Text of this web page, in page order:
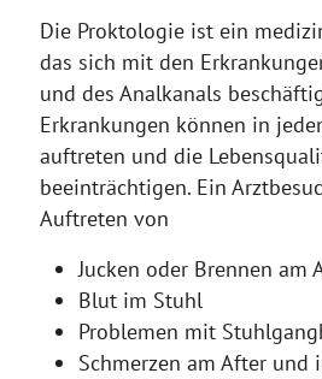
Die Proktologie ist ein
das sich mit den
und des Analkanals
Erkrankungen können in
auftreten und die
beeinträchtigen. Ein
Auftreten von
Jucken oder Brennen am
Blut im Stuhl
Problemen mit
Schmerzen am After und